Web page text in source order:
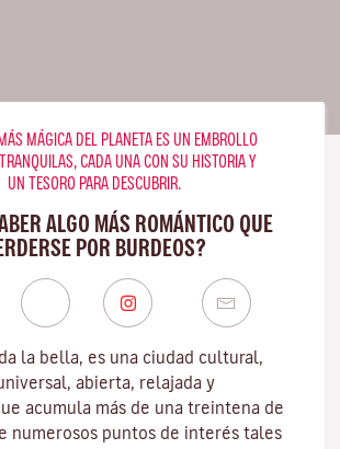
MÁGICA DEL PLANETA ES UN EMBROLLO
CADA UNA CON SU HISTORIA Y
UN TESORO PARA DESCUBRIR.
ALGO MÁS ROMÁNTICO QUE
POR BURDEOS?
la bella, es una ciudad cultural,
abierta, relajada y
acumula más de una treintena de
numerosos puntos de interés tales